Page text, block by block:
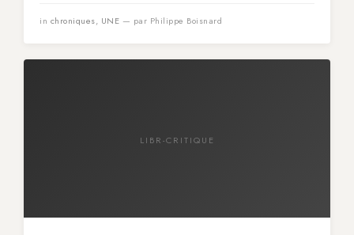
in chroniques, UNE — par Philippe Boisnard
LIBR-CRITIQUE